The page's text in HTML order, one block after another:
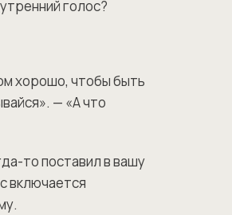
голос?
хорошо, чтобы быть
— «А что
то поставил в вашу
включается